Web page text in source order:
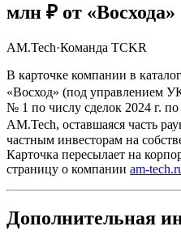
млн ₽ от «Восхода»
AM.Tech·Команда TCKR
В карточке компании в
«Восход» (под управлением
№ 1 по числу сделок 2024 г.
AM.Tech, оставшаяся часть
частным инвесторам на
Карточка пересылает на
страницу о компании am-
Дополнительная